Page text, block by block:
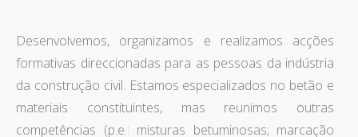
Desenvolvemos, organizamos e realizamos acções
formativas direccionadas para as pessoas da indústria
da construção civil. Estamos especializados no betão e
materiais constituintes, mas reunimos outras
competências (p.e.: misturas betuminosas; marcação